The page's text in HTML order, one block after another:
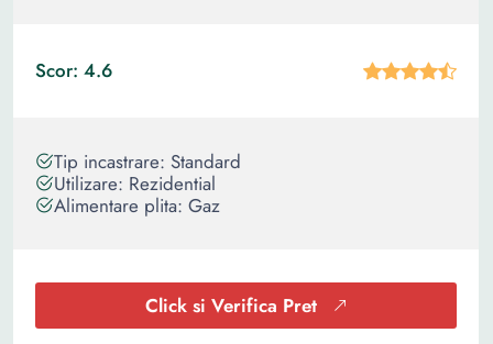
Scor: 4.6
Tip incastrare: Standard
Utilizare: Rezidential
Alimentare plita: Gaz
Click si Verifica Pret